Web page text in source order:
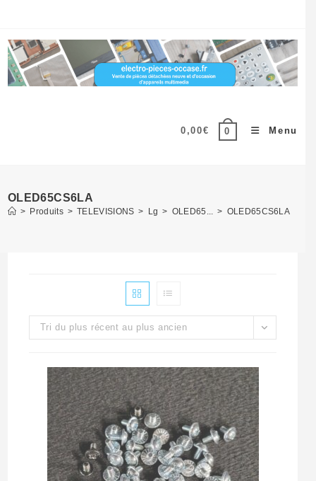
content
0,00€ 0 Menu
OLED65CS6LA
> Produits > TELEVISIONS > Lg > OLED65... > OLED65CS6LA
Tri du plus récent au plus ancien